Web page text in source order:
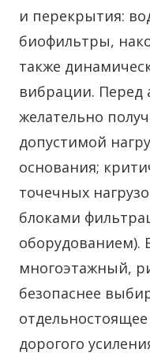
и перекрытия:
биофильтры,
также
вибрации. Перед
желательно
допустимой
основания;
точечных
блоками
оборудованием).
многоэтажный,
безопаснее
дорогого